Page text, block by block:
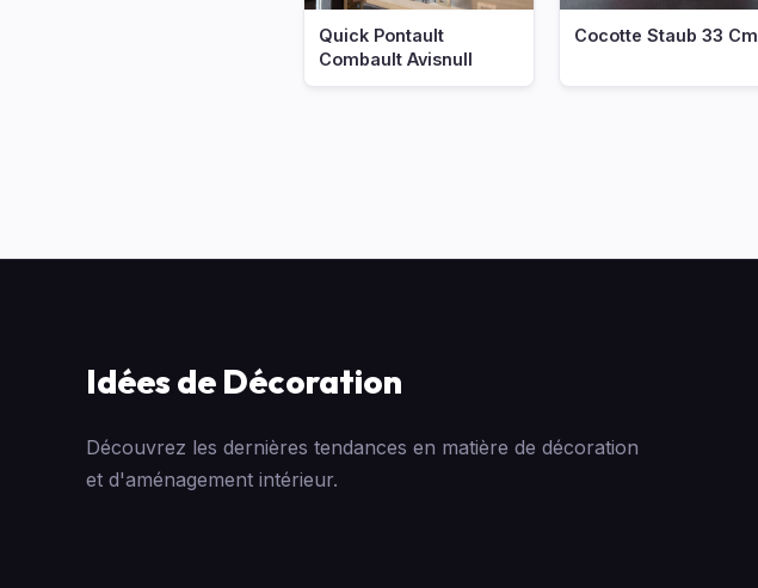
Quick Pontault
Combault Avisnull
Cocotte Staub 33 Cm
Idées de Décoration
Découvrez les dernières tendances en matière de décoration
et d'aménagement intérieur.